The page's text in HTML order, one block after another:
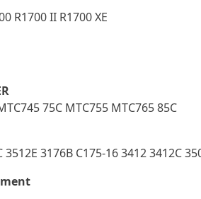
R1700 II R1700 XE
75C MTC755 MTC765 85C
3512E 3176B C175-16 3412 3412C